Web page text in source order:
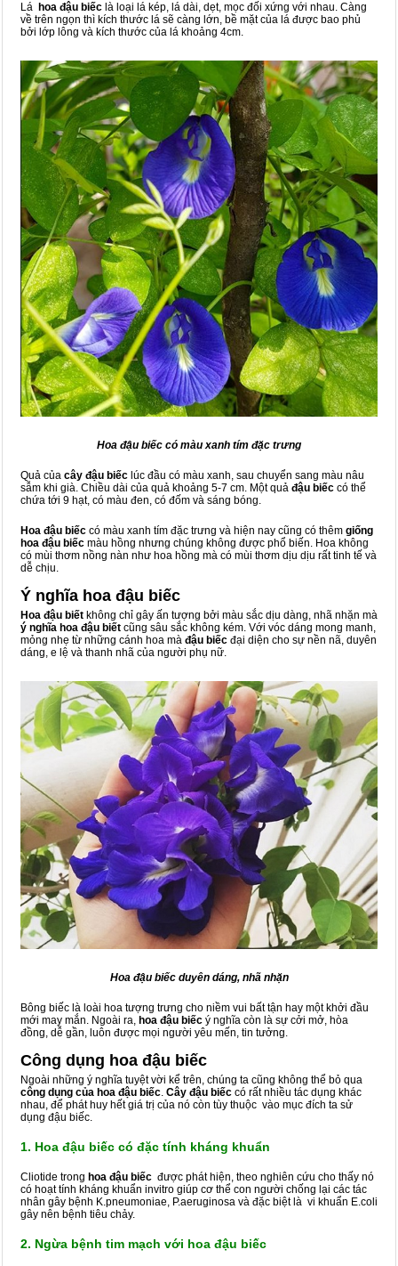
Lá hoa đậu biếc là loại lá kép, lá dài, dẹt, mọc đối xứng với nhau. Càng
về trên ngọn thì kích thước lá sẽ càng lớn, bề mặt của lá được bao phủ
bởi lớp lông và kích thước của lá khoảng 4cm.
Hoa đậu biếc có màu xanh tím đặc trưng
Quả của cây đậu biếc lúc đầu có màu xanh, sau chuyển sang màu nâu
sẫm khi già. Chiều dài của quả khoảng 5-7 cm. Một quả đậu biếc có thể
chứa tới 9 hạt, có màu đen, có đốm và sáng bóng.
Hoa đậu biếc có màu xanh tím đặc trưng và hiện nay cũng có thêm giống
hoa đậu biếc màu hồng nhưng chúng không được phổ biến. Hoa không
có mùi thơm nồng nàn như hoa hồng mà có mùi thơm dịu dịu rất tinh tế và
dễ chịu.
Ý nghĩa hoa đậu biếc
Hoa đậu biết không chỉ gây ấn tượng bởi màu sắc dịu dàng, nhã nhặn mà
ý nghĩa hoa đậu biết cũng sâu sắc không kém. Với vóc dáng mong manh,
mỏng nhẹ từ những cánh hoa mà đậu biếc đại diện cho sự nền nã, duyên
dáng, e lệ và thanh nhã của người phụ nữ.
Hoa đậu biếc duyên dáng, nhã nhặn
Bông biếc là loài hoa tượng trưng cho niềm vui bất tận hay một khởi đầu
mới may mắn. Ngoài ra, hoa đậu biếc ý nghĩa còn là sự cởi mở, hòa
đồng, dễ gần, luôn được mọi người yêu mến, tin tưởng.
Công dụng hoa đậu biếc
Ngoài những ý nghĩa tuyệt vời kể trên, chúng ta cũng không thể bỏ qua
công dụng của hoa đậu biếc. Cây đậu biếc có rất nhiều tác dụng khác
nhau, để phát huy hết giá trị của nó còn tùy thuộc vào mục đích ta sử
dụng đậu biếc.
1. Hoa đậu biếc có đặc tính kháng khuẩn
Cliotide trong hoa đậu biếc được phát hiện, theo nghiên cứu cho thấy nó
có hoạt tính kháng khuẩn invitro giúp cơ thể con người chống lại các tác
nhân gây bệnh K.pneumoniae, P.aeruginosa và đặc biệt là vi khuẩn E.coli
gây nên bệnh tiêu chảy.
2. Ngừa bệnh tim mạch với hoa đậu biếc